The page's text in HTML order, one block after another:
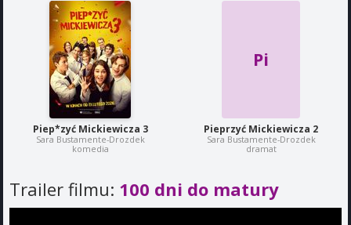
Piep*zyć Mickiewicza 3
Sara Bustamente-Drozdek
komedia
Pi
Pieprzyć Mickiewicza 2
Sara Bustamente-Drozdek
dramat
Trailer filmu: 100 dni do matury